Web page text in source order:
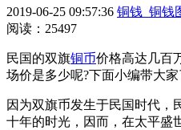
2019-06-25 09:57:36 铜钱_铜钱
阅读：25497
民国的双旗铜币价格高达几百
场价是多少呢?下面小编带大家
因为双旗币发生于民国时代，
十年的时光，因而，在太平盛